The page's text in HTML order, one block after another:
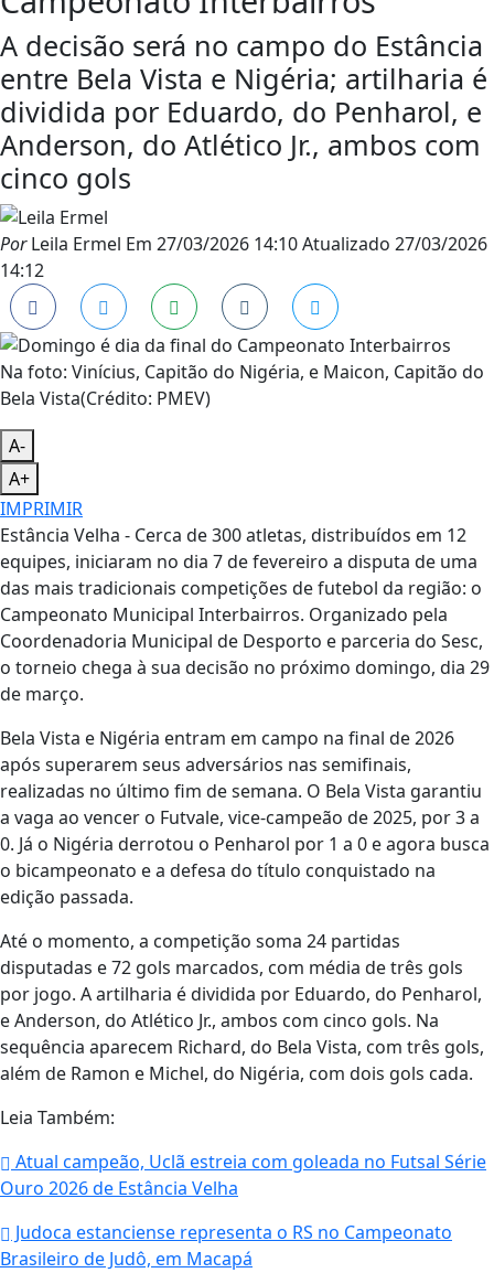
A decisão será no campo do Estância
entre Bela Vista e Nigéria; artilharia é
dividida por Eduardo, do Penharol, e
Anderson, do Atlético Jr., ambos com
cinco gols
PorLeila Ermel Em 27/03/2026 14:10Atualizado 27/03/2026
14:12
Na foto: Vinícius, Capitão do Nigéria, e Maicon, Capitão do
Bela Vista(Crédito: PMEV)
A-
A+
IMPRIMIR
Estância Velha - Cerca de 300 atletas, distribuídos em 12
equipes, iniciaram no dia 7 de fevereiro a disputa de uma
das mais tradicionais competições de futebol da região: o
Campeonato Municipal Interbairros. Organizado pela
Coordenadoria Municipal de Desporto e parceria do Sesc,
o torneio chega à sua decisão no próximo domingo, dia 29
de março.
Bela Vista e Nigéria entram em campo na final de 2026
após superarem seus adversários nas semifinais,
realizadas no último fim de semana. O Bela Vista garantiu
a vaga ao vencer o Futvale, vice-campeão de 2025, por 3 a
0. Já o Nigéria derrotou o Penharol por 1 a 0 e agora busca
o bicampeonato e a defesa do título conquistado na
edição passada.
Até o momento, a competição soma 24 partidas
disputadas e 72 gols marcados, com média de três gols
por jogo. A artilharia é dividida por Eduardo, do Penharol,
e Anderson, do Atlético Jr., ambos com cinco gols. Na
sequência aparecem Richard, do Bela Vista, com três gols,
além de Ramon e Michel, do Nigéria, com dois gols cada.
Leia Também:
Atual campeão, Uclã estreia com goleada no Futsal Série
Ouro 2026 de Estância Velha
Judoca estanciense representa o RS no Campeonato
Brasileiro de Judô, em Macapá